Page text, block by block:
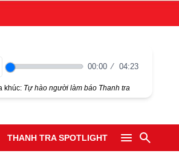
00:00 04:23
khúc: Tự hào người làm báo Thanh tra
THANH TRA SPOTLIGHT